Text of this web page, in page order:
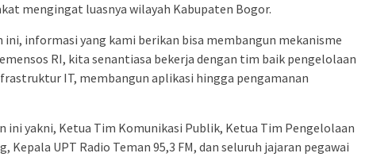
mengingat luasnya wilayah Kabupaten Bogor.
ini, informasi yang kami berikan bisa membangun mekanisme
RI, kita senantiasa bekerja dengan tim baik pengelolaan
IT, membangun aplikasi hingga pengamanan
ini yakni, Ketua Tim Komunikasi Publik, Ketua Tim Pengelolaan
Kepala UPT Radio Teman 95,3 FM, dan seluruh jajaran pegawai